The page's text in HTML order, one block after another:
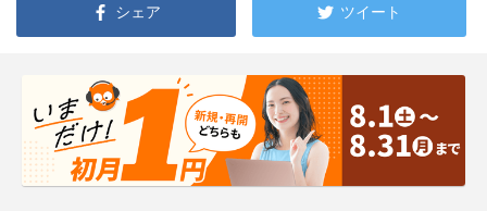
シェア ツイート